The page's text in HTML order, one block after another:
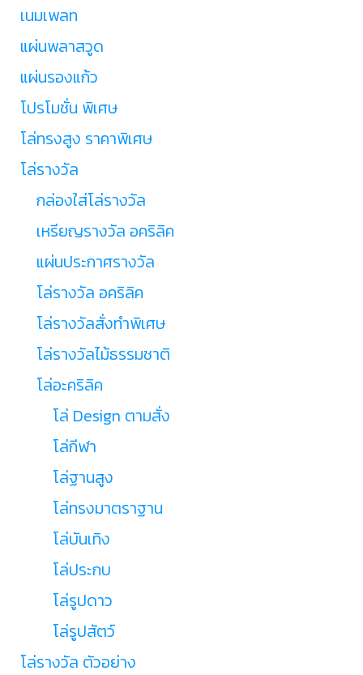
เนมเพลท
แผ่นพลาสวูด
แผ่นรองแก้ว
โปรโมชั่น พิเศษ
โล่ทรงสูง ราคาพิเศษ
โล่รางวัล
กล่องใส่โล่รางวัล
เหรียญรางวัล อคริลิค
แผ่นประกาศรางวัล
โล่รางวัล อคริลิค
โล่รางวัลสั่งทำพิเศษ
โล่รางวัลไม้ธรรมชาติ
โล่อะคริลิค
โล่ Design ตามสั่ง
โล่กีฬา
โล่ฐานสูง
โล่ทรงมาตราฐาน
โล่บันเทิง
โล่ประกบ
โล่รูปดาว
โล่รูปสัตว์
โล่รางวัล ตัวอย่าง